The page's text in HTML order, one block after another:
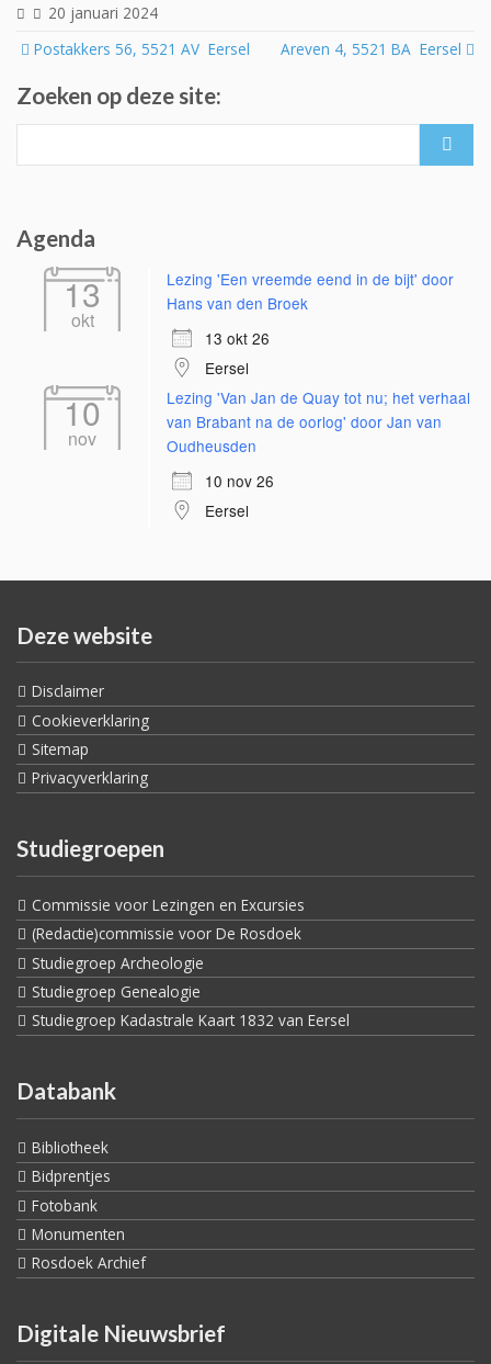
20 januari 2024
Post
Postakkers 56, 5521 AV Eersel Areven 4, 5521 BA Eersel
Zoeken op deze site:
Agenda
13
okt
Lezing 'Een vreemde eend in de bijt' door
Hans van den Broek
13 okt 26
Eersel
10
nov
Lezing 'Van Jan de Quay tot nu; het verhaal
van Brabant na de oorlog' door Jan van
Oudheusden
10 nov 26
Eersel
Deze website
Disclaimer
Cookieverklaring
Sitemap
Privacyverklaring
Studiegroepen
Commissie voor Lezingen en Excursies
(Redactie)commissie voor De Rosdoek
Studiegroep Archeologie
Studiegroep Genealogie
Studiegroep Kadastrale Kaart 1832 van Eersel
Databank
Bibliotheek
Bidprentjes
Fotobank
Monumenten
Rosdoek Archief
Digitale Nieuwsbrief